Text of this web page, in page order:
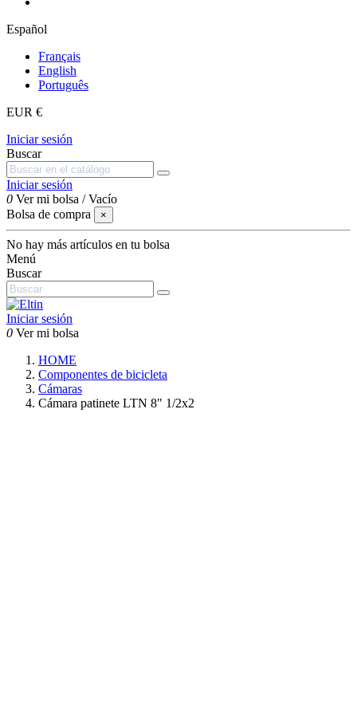
Español
Français
English
Português
EUR €
Iniciar sesión
Buscar
Iniciar sesión
0 Ver mi bolsa /Vacío
Bolsa de compra
×
No hay más artículos en tu bolsa
Menú
Buscar
Iniciar sesión
0 Ver mi bolsa
HOME
Componentes de bicicleta
Cámaras
Cámara patinete LTN 8" 1/2x2